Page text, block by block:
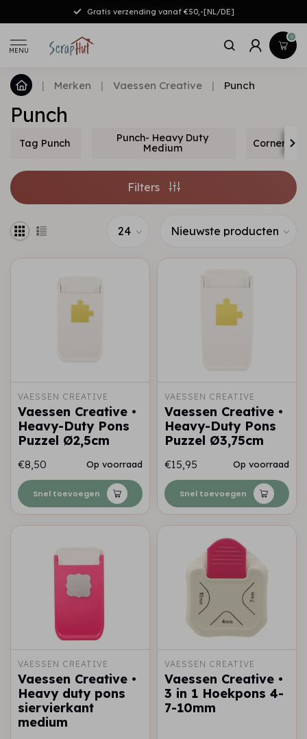
Gratis verzending vanaf €50,-[NL/DE]
MENU
0
| Merken | Vaessen Creative | Punch
Punch
Tag Punch
Punch- Heavy Duty
Medium
Corner
Filters
VAESSEN CREATIVE
Vaessen Creative •
Heavy-Duty Pons
Puzzel Ø2,5cm
€8,50 Op voorraad
Snel toevoegen
VAESSEN CREATIVE
Vaessen Creative •
Heavy-Duty Pons
Puzzel Ø3,75cm
€15,95 Op voorraad
Snel toevoegen
VAESSEN CREATIVE
Vaessen Creative •
Heavy duty pons
siervierkant
medium
VAESSEN CREATIVE
Vaessen Creative •
3 in 1 Hoekpons 4-
7-10mm